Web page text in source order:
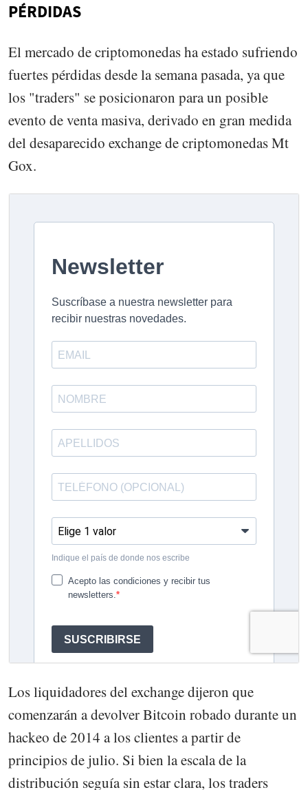
PÉRDIDAS
El mercado de criptomonedas ha estado sufriendo
fuertes pérdidas desde la semana pasada, ya que
los "traders" se posicionaron para un posible
evento de venta masiva, derivado en gran medida
del desaparecido exchange de criptomonedas Mt
Gox.
Los liquidadores del exchange dijeron que
comenzarán a devolver Bitcoin robado durante un
hackeo de 2014 a los clientes a partir de
principios de julio. Si bien la escala de la
distribución seguía sin estar clara, los traders